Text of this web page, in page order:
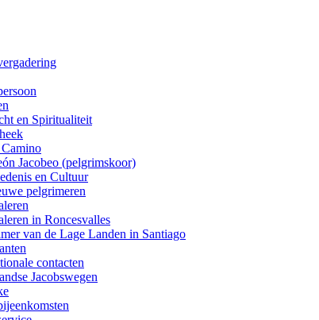
en Spiritualiteit
Jacobeo (pelgrimskoor)
en Cultuur
pelgrimeren
in Roncesvalles
van de Lage Landen in Santiago
contacten
Jacobswegen